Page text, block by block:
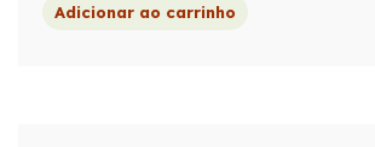
Adicionar ao carrinho